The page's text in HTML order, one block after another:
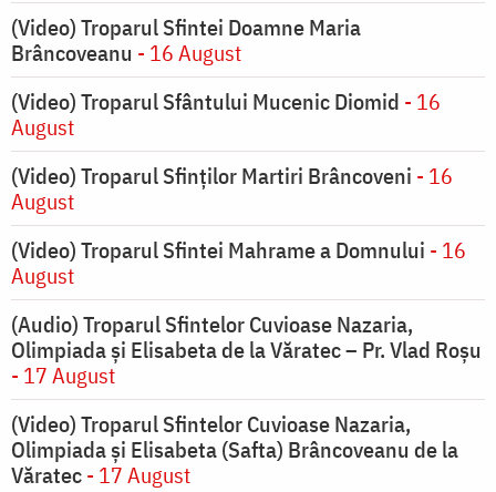
(Video) Troparul Sfintei Doamne Maria
Brâncoveanu - 16 August
(Video) Troparul Sfântului Mucenic Diomid - 16
August
(Video) Troparul Sfinților Martiri Brâncoveni - 16
August
(Video) Troparul Sfintei Mahrame a Domnului - 16
August
(Audio) Troparul Sfintelor Cuvioase Nazaria,
Olimpiada și Elisabeta de la Văratec – Pr. Vlad Roșu
- 17 August
(Video) Troparul Sfintelor Cuvioase Nazaria,
Olimpiada și Elisabeta (Safta) Brâncoveanu de la
Văratec- 17 August